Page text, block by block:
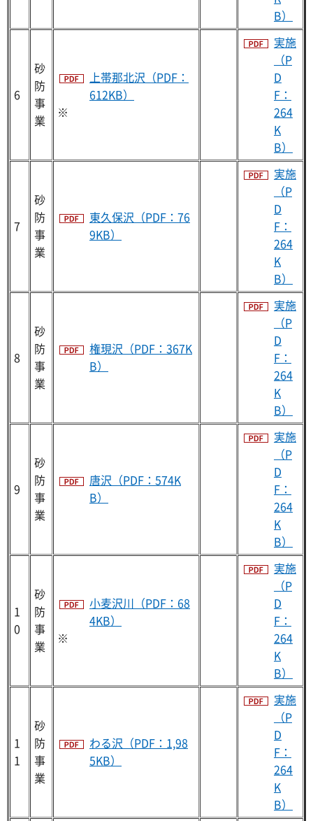
B）
6
砂
防
事
業
上帯那北沢（PDF：
612KB）
※
実施
（P
D
F：
264
K
B）
7
砂
防
事
業
東久保沢（PDF：76
9KB）
実施
（P
D
F：
264
K
B）
8
砂
防
事
業
権現沢（PDF：367K
B）
実施
（P
D
F：
264
K
B）
9
砂
防
事
業
唐沢（PDF：574K
B）
実施
（P
D
F：
264
K
B）
1
0
砂
防
事
業
小麦沢川（PDF：68
4KB）
※
実施
（P
D
F：
264
K
B）
1
1
砂
防
事
業
わる沢（PDF：1,98
5KB）
実施
（P
D
F：
264
K
B）